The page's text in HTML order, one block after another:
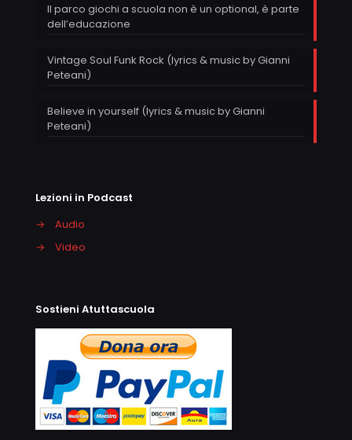
Il parco giochi a scuola non è un optional, è parte
dell’educazione
Vintage Soul Funk Rock (lyrics & music by Gianni
Peteani)
Believe in yourself (lyrics & music by Gianni
Peteani)
Lezioni in Podcast
→
Audio
→
Video
Sostieni Atuttascuola